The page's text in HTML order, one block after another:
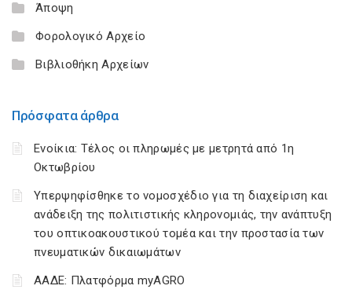
Άποψη
Φορολογικό Αρχείο
Βιβλιοθήκη Αρχείων
Πρόσφατα άρθρα
Ενοίκια: Τέλος οι πληρωμές με μετρητά από 1η
Οκτωβρίου
Υπερψηφίσθηκε το νομοσχέδιο για τη διαχείριση και
ανάδειξη της πολιτιστικής κληρονομιάς, την ανάπτυξη
του οπτικοακουστικού τομέα και την προστασία των
πνευματικών δικαιωμάτων
ΑΑΔΕ: Πλατφόρμα myAGRO